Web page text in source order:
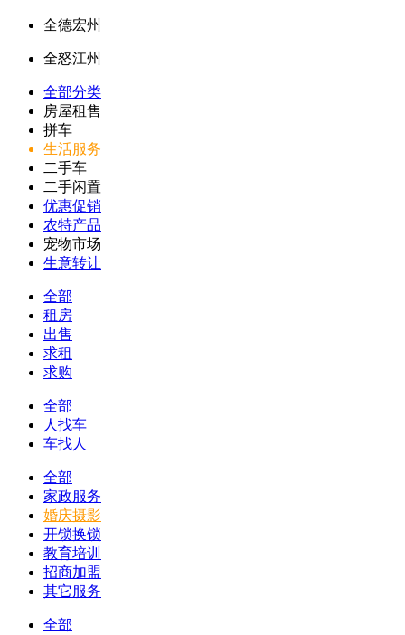
全德宏州
全怒江州
全部分类
房屋租售
拼车
生活服务
二手车
二手闲置
优惠促销
农特产品
宠物市场
生意转让
全部
租房
出售
求租
求购
全部
人找车
车找人
全部
家政服务
婚庆摄影
开锁换锁
教育培训
招商加盟
其它服务
全部